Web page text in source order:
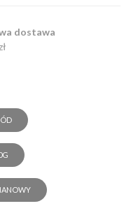
dostawa